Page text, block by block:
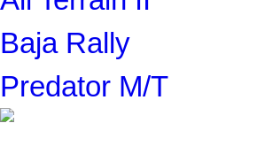
Baja Rally
Predator M/T